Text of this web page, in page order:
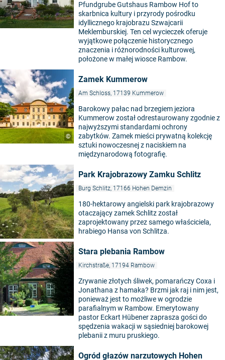
Pfundgrube Gutshaus Rambow Hof to
skarbnica kultury i przyrody pośrodku
idyllicznego krajobrazu Szwajcarii
Meklemburskiej. Ten cel wycieczek oferuje
wyjątkowe połączenie historycznego
znaczenia i różnorodności kulturowej,
położone w małej wiosce Rambow.
©
Zamek Kummerow
Am Schloss, 17139 Kummerow
Barokowy pałac nad brzegiem jeziora
Kummerow został odrestaurowany zgodnie z
najwyższymi standardami ochrony
zabytków. Zamek mieści prywatną kolekcję
sztuki nowoczesnej z naciskiem na
międzynarodową fotografię.
Park Krajobrazowy Zamku Schlitz
Burg Schlitz, 17166 Hohen Demzin
180-hektarowy angielski park krajobrazowy
otaczający zamek Schlitz został
zaprojektowany przez samego właściciela,
hrabiego Hansa von Schlitza.
Stara plebania Rambow
Kirchstraße, 17194 Rambow
Zrywanie złotych śliwek, pomarańczy Coxa i
Jonathana z hamaka? Brzmi jak raj i nim jest,
ponieważ jest to możliwe w ogrodzie
parafialnym w Rambow. Emerytowany
pastor Eckart Hübener zaprasza gości do
spędzenia wakacji w sąsiedniej barokowej
plebanii z muru pruskiego.
Ogród głazów narzutowych Hohen